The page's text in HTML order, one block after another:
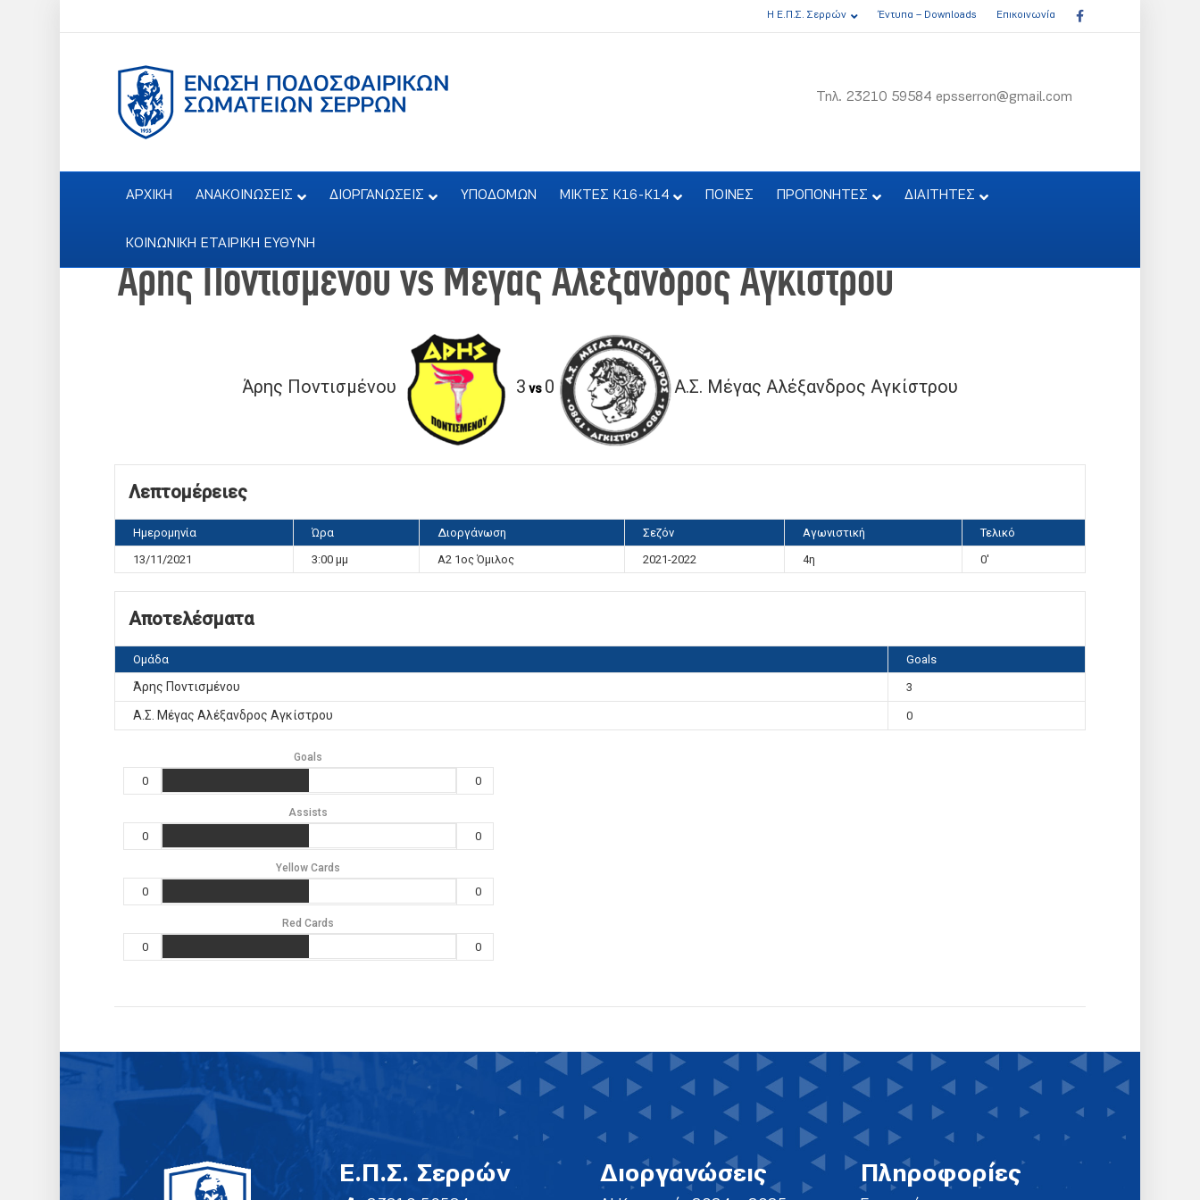
Η Ε.Π.Σ. Σερρών Έντυπα – Downloads Επικοινωνία Facebook
Τηλ. 23210 59584 epsserron@gmail.com
ΑΡΧΙΚΗ ΑΝΑΚΟΙΝΩΣΕΙΣ ΔΙΟΡΓΑΝΩΣΕΙΣ ΥΠΟΔΟΜΩΝ ΜΙΚΤΕΣ Κ16-Κ14 ΠΟΙΝΕΣ ΠΡΟΠΟΝΗΤΕΣ ΔΙΑΙΤΗΤΕΣ
ΚΟΙΝΩΝΙΚΗ ΕΤΑΙΡΙΚΗ ΕΥΘΥΝΗ
Άρης Ποντισμένου vs Μέγας Αλέξανδρος Αγκίστρου
Άρης Ποντισμένου 3 vs 0 Α.Σ. Μέγας Αλέξανδρος Αγκίστρου
Λεπτομέρειες
Ημερομηνία Ώρα Διοργάνωση Σεζόν Αγωνιστική
Τελικό
13/11/2021
3:00 μμ Α2 1ος Όμιλος 2021-2022 4η 0'
Αποτελέσματα
Ομάδα Goals
Άρης Ποντισμένου 3
Α.Σ. Μέγας Αλέξανδρος Αγκίστρου 0
Goals
0 0
Assists
0 0
Yellow Cards
0 0
Red Cards
0 0
E.Π.Σ. Σερρών Διοργανώσεις Πληροφορίες